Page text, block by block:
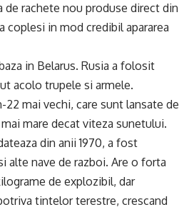
de rachete nou produse direct din
coplesi in mod credibil apararea
in Belarus. Rusia a folosit
acolo trupele si armele.
22 mai vechi, care sunt lansate de
mare decat viteza sunetului.
din anii 1970, a fost
alte nave de razboi. Are o forta
de explozibil, dar
tintelor terestre, crescand